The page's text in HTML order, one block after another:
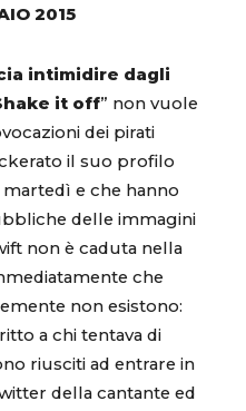
2015
intimidire dagli
it off” non vuole
dei pirati
il suo profilo
e che hanno
delle immagini
non è caduta nella
che
non esistono:
a chi tentava di
riusciti ad entrare in
della cantante ed